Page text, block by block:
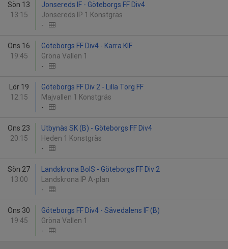
Sön 13
13:15
Jonsereds IF - Göteborgs FF Div4
Jonsereds IP 1 Konstgräs
-
Ons 16
19:45
Göteborgs FF Div4 - Kärra KIF
Gröna Vallen 1
-
Lör 19
12:15
Göteborgs FF Div 2 - Lilla Torg FF
Majvallen 1 Konstgräs
-
Ons 23
20:15
Utbynäs SK (B) - Göteborgs FF Div4
Heden 1 Konstgräs
-
Sön 27
13:00
Landskrona BoIS - Göteborgs FF Div 2
Landskrona IP A-plan
-
Ons 30
19:45
Göteborgs FF Div4 - Sävedalens IF (B)
Gröna Vallen 1
-